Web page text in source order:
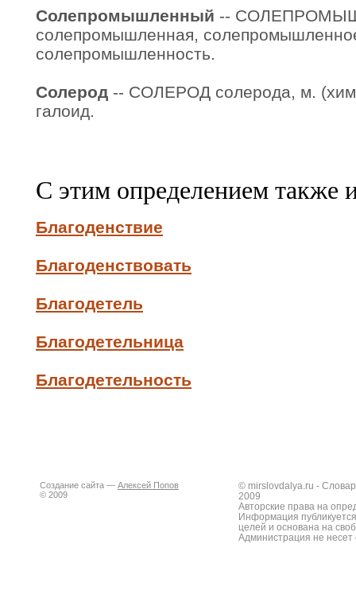
Солепромышленный --
солепромышленная,
солепромышленность.
Солерод -- СОЛЕРОД солерода, м.
галоид.
С этим определением также
Благоденствие
Благоденствовать
Благодетель
Благодетельница
Благодетельность
Создание сайта — Алексей Попов
© 2009
© mirslovdalya.ru -
2009
Авторские права на
Информация
целей и основана на
Администрация не несет